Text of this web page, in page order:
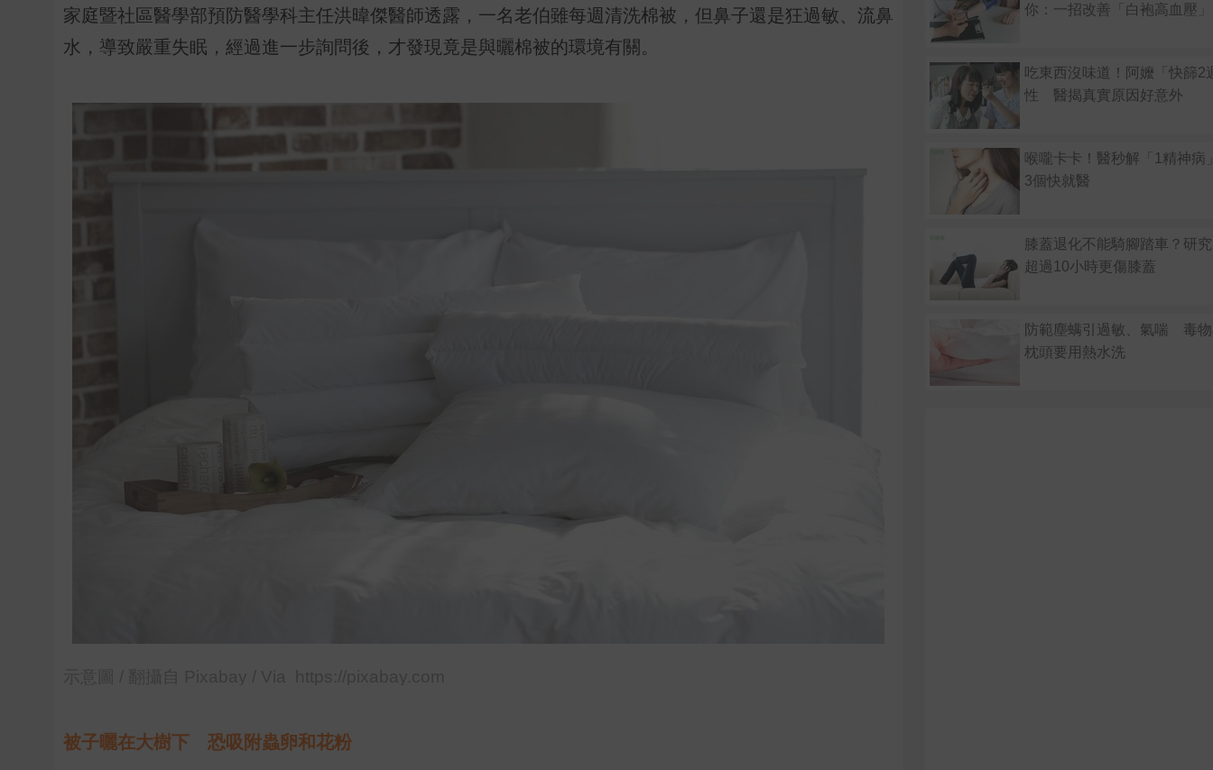
家庭暨社區醫學部預防醫學科主任洪暐傑醫師透露，一名老伯雖每週清洗棉被，但鼻子還是狂過敏、流鼻
水，導致嚴重失眠，經過進一步詢問後，才發現竟是與曬棉被的環境有關。
被子曬在大樹下 恐吸附蟲卵和花粉
你：一招改善「白袍高血壓」
吃東西沒味道！阿嬤「快篩2
性 醫揭真實原因好意外
喉嚨卡卡！醫秒解「1精神
3個快就醫
膝蓋退化不能騎腳踏車？研
超過10小時更傷膝蓋
防範塵螨引過敏、氣喘 毒
枕頭要用熱水洗